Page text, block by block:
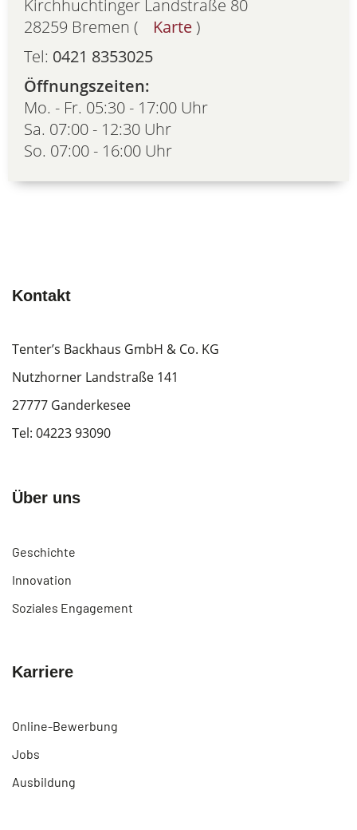
Kirchhuchtinger Landstraße 80
28259 Bremen (
Karte )
Tel: 0421 8353025
Öffnungszeiten:
Mo. - Fr. 05:30 - 17:00 Uhr
Sa. 07:00 - 12:30 Uhr
So. 07:00 - 16:00 Uhr
Kontakt
Tenter’s Backhaus GmbH & Co. KG
Nutzhorner Landstraße 141
27777 Ganderkesee
Tel: 04223 93090
Über uns
Geschichte
Innovation
Soziales Engagement
Karriere
Online-Bewerbung
Jobs
Ausbildung